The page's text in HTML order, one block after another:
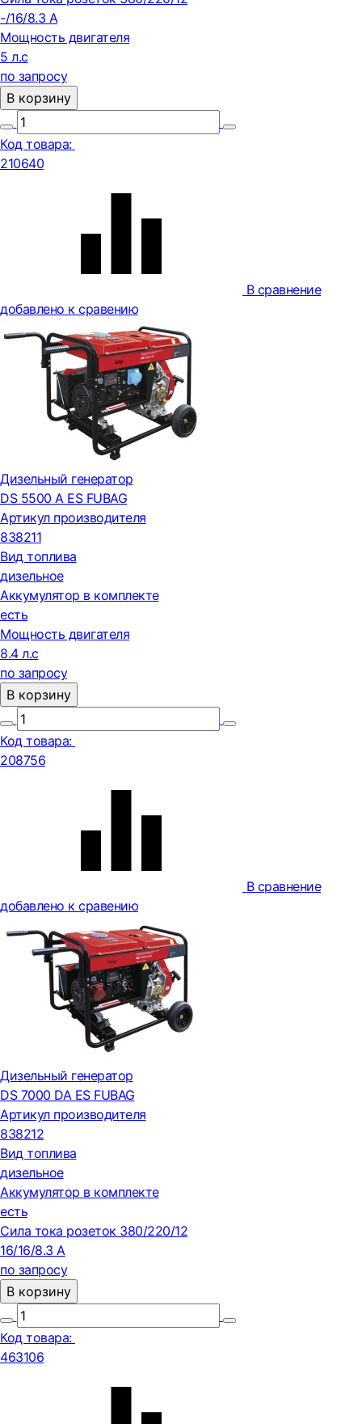
-/16/8.3 А
Мощность двигателя
5 л.с
по запросу
В корзину
Код товара:
210640
В сравнение
добавлено к сравению
Дизельный генератор
DS 5500 A ES FUBAG
Артикул производителя
838211
Вид топлива
дизельное
Аккумулятор в комплекте
есть
Мощность двигателя
8.4 л.с
по запросу
В корзину
Код товара:
208756
В сравнение
добавлено к сравению
Дизельный генератор
DS 7000 DA ES FUBAG
Артикул производителя
838212
Вид топлива
дизельное
Аккумулятор в комплекте
есть
Сила тока розеток 380/220/12
16/16/8.3 А
по запросу
В корзину
Код товара:
463106